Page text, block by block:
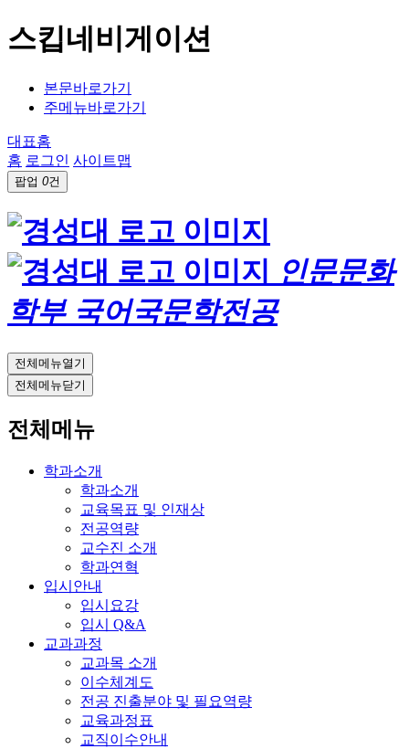
스킵네비게이션
본문바로가기
주메뉴바로가기
대표홈
홈 로그인 사이트맵
팝업 0건
인문문화
학부 국어국문학전공
전체메뉴열기
전체메뉴닫기
전체메뉴
학과소개
학과소개
교육목표 및 인재상
전공역량
교수진 소개
학과연혁
입시안내
입시요강
입시 Q&A
교과과정
교과목 소개
이수체계도
전공 진출분야 및 필요역량
교육과정표
교직이수안내